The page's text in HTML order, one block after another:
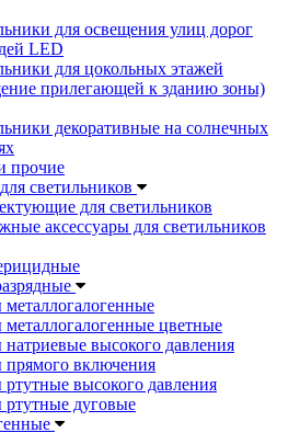
для освещения улиц дорог
LED
для цокольных этажей
прилегающей к зданию зоны)
декоративные на солнечных
прочие
светильников
для светильников
аксессуары для светильников
цветные
высокого давления
включения
высокого давления
дуговые